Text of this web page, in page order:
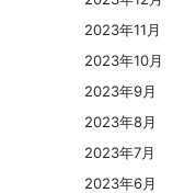
2023年11月
2023年10月
2023年9月
2023年8月
2023年7月
2023年6月